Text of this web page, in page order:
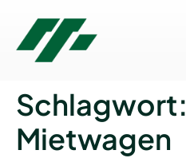
Schlagwort:
Mietwagen